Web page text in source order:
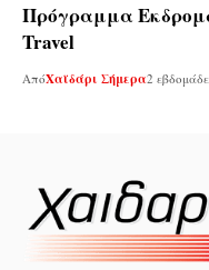
Πρόγραμμα
Travel
ΑπόΧαϊδάρι Σήμερα2